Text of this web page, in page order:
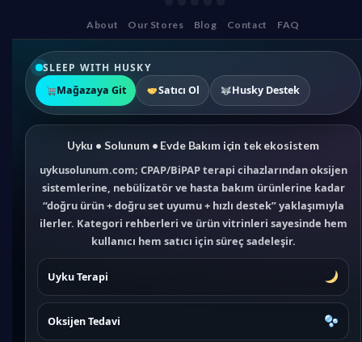
About Our Stores Blog Contact FAQ
SLEEP WITH HUSKY
Mağazaya Git
Satıcı Ol Husky Destek
Uyku • Solunum • Evde Bakım için tek ekosistem
uykusolunum.com; CPAP/BiPAP terapi cihazlarından oksijen
sistemlerine, nebülizatör ve hasta bakım ürünlerine kadar
“doğru ürün + doğru set uyumu + hızlı destek” yaklaşımıyla
ilerler. Kategori rehberleri ve ürün vitrinleri sayesinde hem
kullanıcı hem satıcı için süreç sadeleşir.
Uyku Terapi
Oksijen Tedavi